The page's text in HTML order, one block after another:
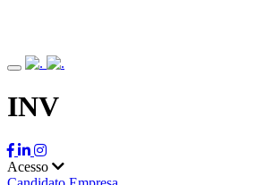
INV
Acesso